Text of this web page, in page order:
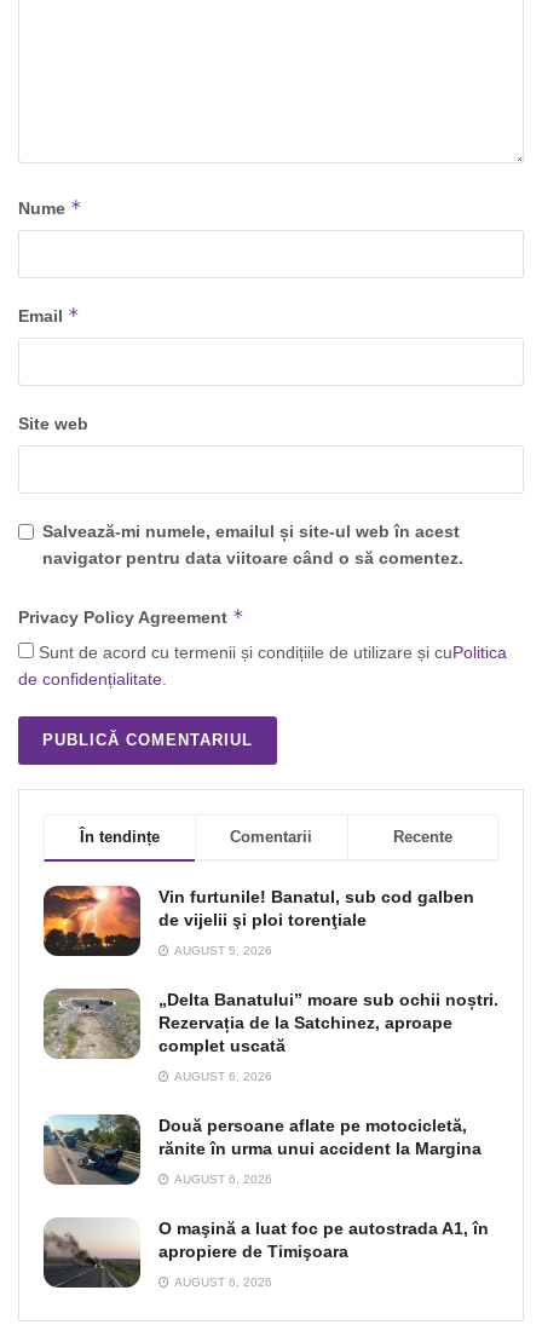
Nume *
Email *
Site web
Salvează-mi numele, emailul și site-ul web în acest
navigator pentru data viitoare când o să comentez.
Privacy Policy Agreement *
Sunt de acord cu termenii și condițiile de utilizare și cuPolitica
de confidențialitate.
În tendințe Comentarii Recente
Vin furtunile! Banatul, sub cod galben
de vijelii şi ploi torenţiale
AUGUST 5, 2026
„Delta Banatului” moare sub ochii noștri.
Rezervația de la Satchinez, aproape
complet uscată
AUGUST 6, 2026
Două persoane aflate pe motocicletă,
rănite în urma unui accident la Margina
AUGUST 6, 2026
O maşină a luat foc pe autostrada A1, în
apropiere de Timişoara
AUGUST 6, 2026